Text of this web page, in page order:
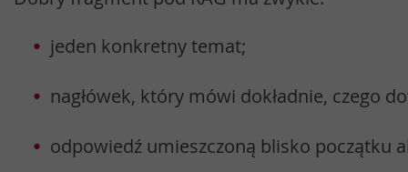
jeden konkretny temat;
nagłówek, który mówi dokładnie, czego
odpowiedź umieszczoną blisko początku